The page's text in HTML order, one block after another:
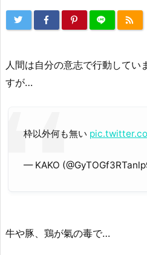
人間は自分の意志で行動してい
すが…
枠以外何も無い
— KAKO
牛や豚、鶏が氣の毒で…